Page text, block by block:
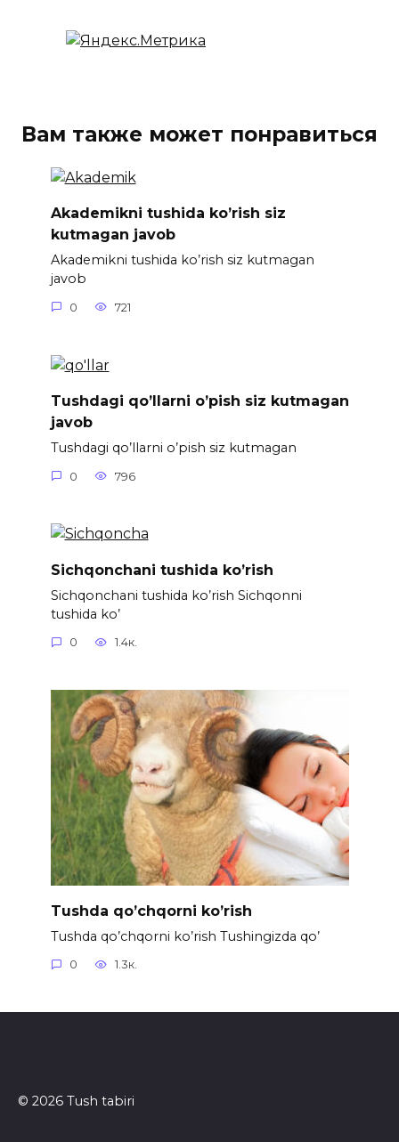
Вам также может понравиться
Akademikni tushida ko’rish siz
kutmagan javob
Akademikni tushida ko’rish siz kutmagan
javob
0 721
Tushdagi qo’llarni o’pish siz kutmagan
javob
Tushdagi qo’llarni o’pish siz kutmagan
0 796
Sichqonchani tushida ko’rish
Sichqonchani tushida ko’rish Sichqonni
tushida ko’
0 1.4к.
Tushda qo’chqorni ko’rish
Tushda qo’chqorni ko’rish Tushingizda qo’
0 1.3к.
© 2026 Tush tabiri